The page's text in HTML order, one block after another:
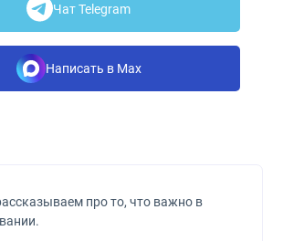
Чат Telegram
Написать в Max
про то, что важно в